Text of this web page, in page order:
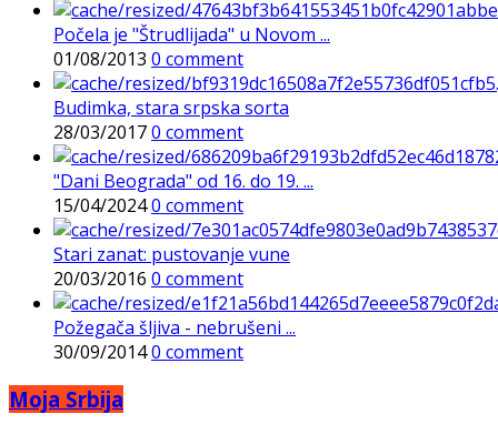
Počela je "Štrudlijada" u Novom ...
01/08/2013 0 comment
Budimka, stara srpska sorta
28/03/20170 comment
"Dani Beograda" od 16. do 19. ...
15/04/20240 comment
Stari zanat: pustovanje vune
20/03/2016 0 comment
Požegača šljiva - nebrušeni ...
30/09/20140 comment
Moja Srbija